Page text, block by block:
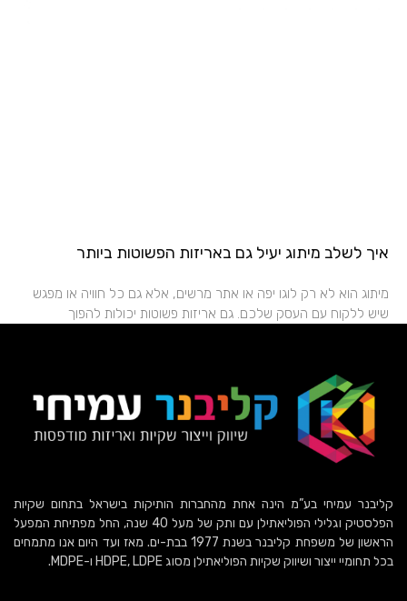
איך לשלב מיתוג יעיל גם באריזות הפשוטות ביותר
מיתוג הוא לא רק לוגו יפה או אתר מרשים, אלא גם כל חוויה או מפגש
שיש ללקוח עם העסק שלכם. גם אריזות פשוטות יכולות להפוך
קליבנר עמיחי בע”מ הינה אחת מהחברות הותיקות בישראל בתחום שקיות
הפלסטיק וגלילי הפוליאתילן עם ותק של מעל 40 שנה, החל מפתיחת המפעל
הראשון של משפחת קליבנר בשנת 1977 בבת-ים. מאז ועד היום אנו מתמחים
בכל תחומיי ייצור ושיווק שקיות הפוליאתילן מסוג HDPE, LDPE ו-MDPE.